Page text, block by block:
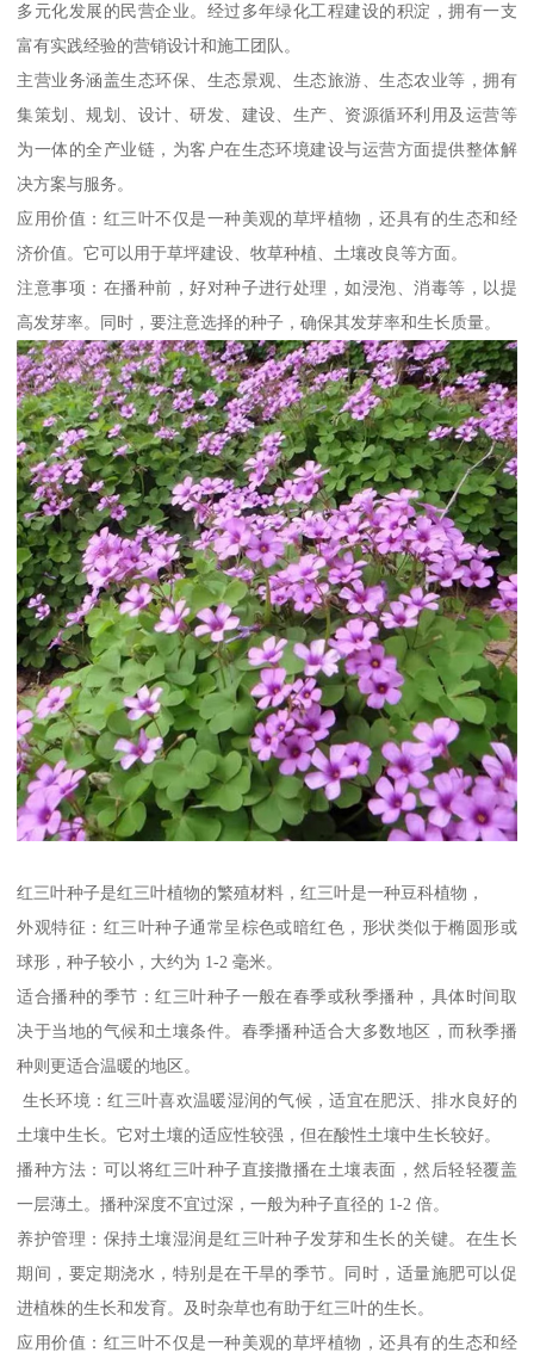
多元化发展的民营企业。经过多年绿化工程建设的积淀，拥有一支
富有实践经验的营销设计和施工团队。
主营业务涵盖生态环保、生态景观、生态旅游、生态农业等，拥有
集策划、规划、设计、研发、建设、生产、资源循环利用及运营等
为一体的全产业链，为客户在生态环境建设与运营方面提供整体解
决方案与服务。
应用价值：红三叶不仅是一种美观的草坪植物，还具有的生态和经
济价值。它可以用于草坪建设、牧草种植、土壤改良等方面。
注意事项：在播种前，好对种子进行处理，如浸泡、消毒等，以提
高发芽率。同时，要注意选择的种子，确保其发芽率和生长质量。
红三叶种子是红三叶植物的繁殖材料，红三叶是一种豆科植物，
外观特征：红三叶种子通常呈棕色或暗红色，形状类似于椭圆形或
球形，种子较小，大约为 1-2 毫米。
适合播种的季节：红三叶种子一般在春季或秋季播种，具体时间取
决于当地的气候和土壤条件。春季播种适合大多数地区，而秋季播
种则更适合温暖的地区。
生长环境：红三叶喜欢温暖湿润的气候，适宜在肥沃、排水良好的
土壤中生长。它对土壤的适应性较强，但在酸性土壤中生长较好。
播种方法：可以将红三叶种子直接撒播在土壤表面，然后轻轻覆盖
一层薄土。播种深度不宜过深，一般为种子直径的 1-2 倍。
养护管理：保持土壤湿润是红三叶种子发芽和生长的关键。在生长
期间，要定期浇水，特别是在干旱的季节。同时，适量施肥可以促
进植株的生长和发育。及时杂草也有助于红三叶的生长。
应用价值：红三叶不仅是一种美观的草坪植物，还具有的生态和经